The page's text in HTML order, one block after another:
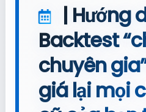
| Hướng
Backtest
chuyên
giá lại mọi